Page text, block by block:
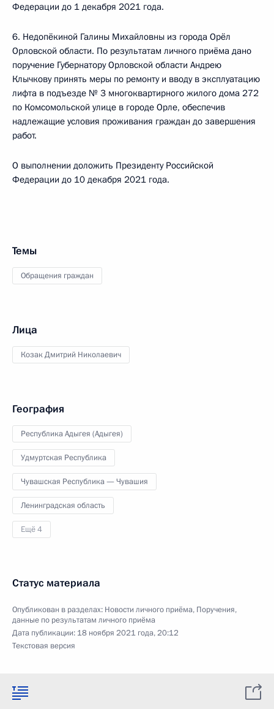
Федерации до 1 декабря 2021 года.
6. Недопёкиной Галины Михайловны из города Орёл
Орловской области. По результатам личного приёма дано
поручение Губернатору Орловской области Андрею
Клычкову принять меры по ремонту и вводу в эксплуатацию
лифта в подъезде № 3 многоквартирного жилого дома 272
по Комсомольской улице в городе Орле, обеспечив
надлежащие условия проживания граждан до завершения
работ.
О выполнении доложить Президенту Российской
Федерации до 10 декабря 2021 года.
Темы
Обращения граждан
Лица
Козак Дмитрий Николаевич
География
Республика Адыгея (Адыгея)
Удмуртская Республика
Чувашская Республика — Чувашия
Ленинградская область
Ещё 4
Статус материала
Опубликован в разделах: Новости личного приёма, Поручения,
данные по результатам личного приёма
Дата публикации: 18 ноября 2021 года, 20:12
Текстовая версия